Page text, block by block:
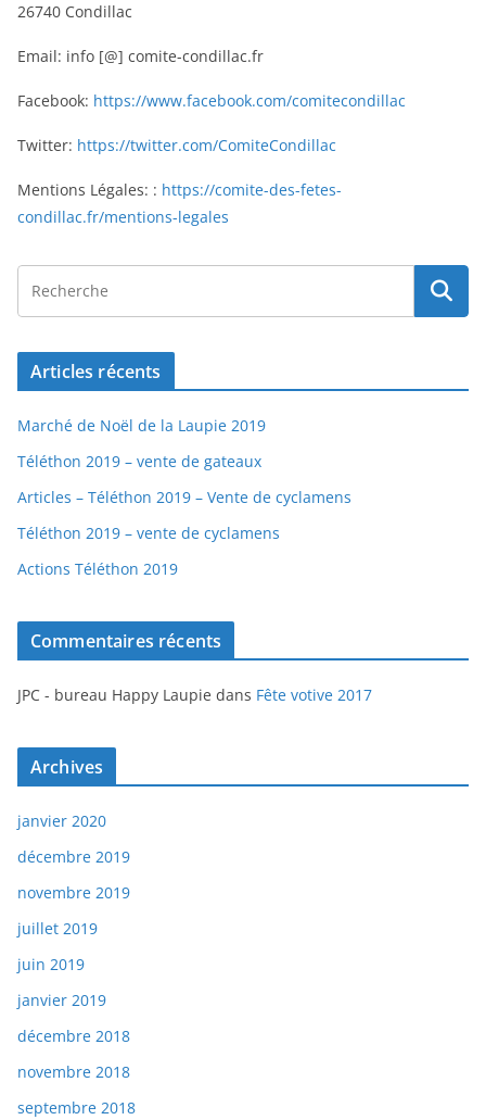
26740 Condillac
Email: info [@] comite-condillac.fr
Facebook: https://www.facebook.com/comitecondillac
Twitter: https://twitter.com/ComiteCondillac
Mentions Légales: : https://comite-des-fetes-
condillac.fr/mentions-legales
Articles récents
Marché de Noël de la Laupie 2019
Téléthon 2019 – vente de gateaux
Articles – Téléthon 2019 – Vente de cyclamens
Téléthon 2019 – vente de cyclamens
Actions Téléthon 2019
Commentaires récents
JPC - bureau Happy Laupie dans Fête votive 2017
Archives
janvier 2020
décembre 2019
novembre 2019
juillet 2019
juin 2019
janvier 2019
décembre 2018
novembre 2018
septembre 2018